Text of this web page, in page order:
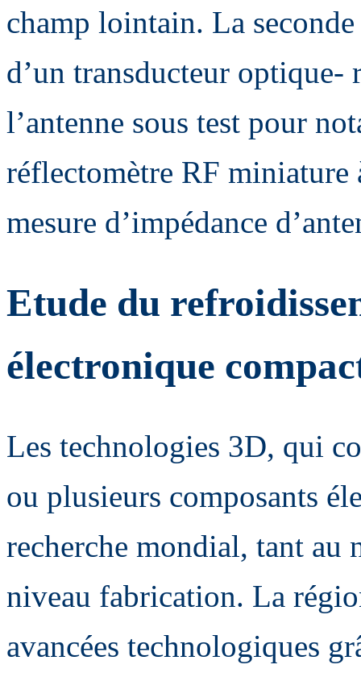
champ lointain. La
d’un transducteur optique-
l’antenne sous test pour
réflectomètre RF
mesure d’impédance
Etude du
électronique
Les technologies 3D, qui
ou plusieurs composants
recherche mondial, tant au
niveau fabrication. La
avancées technologiques